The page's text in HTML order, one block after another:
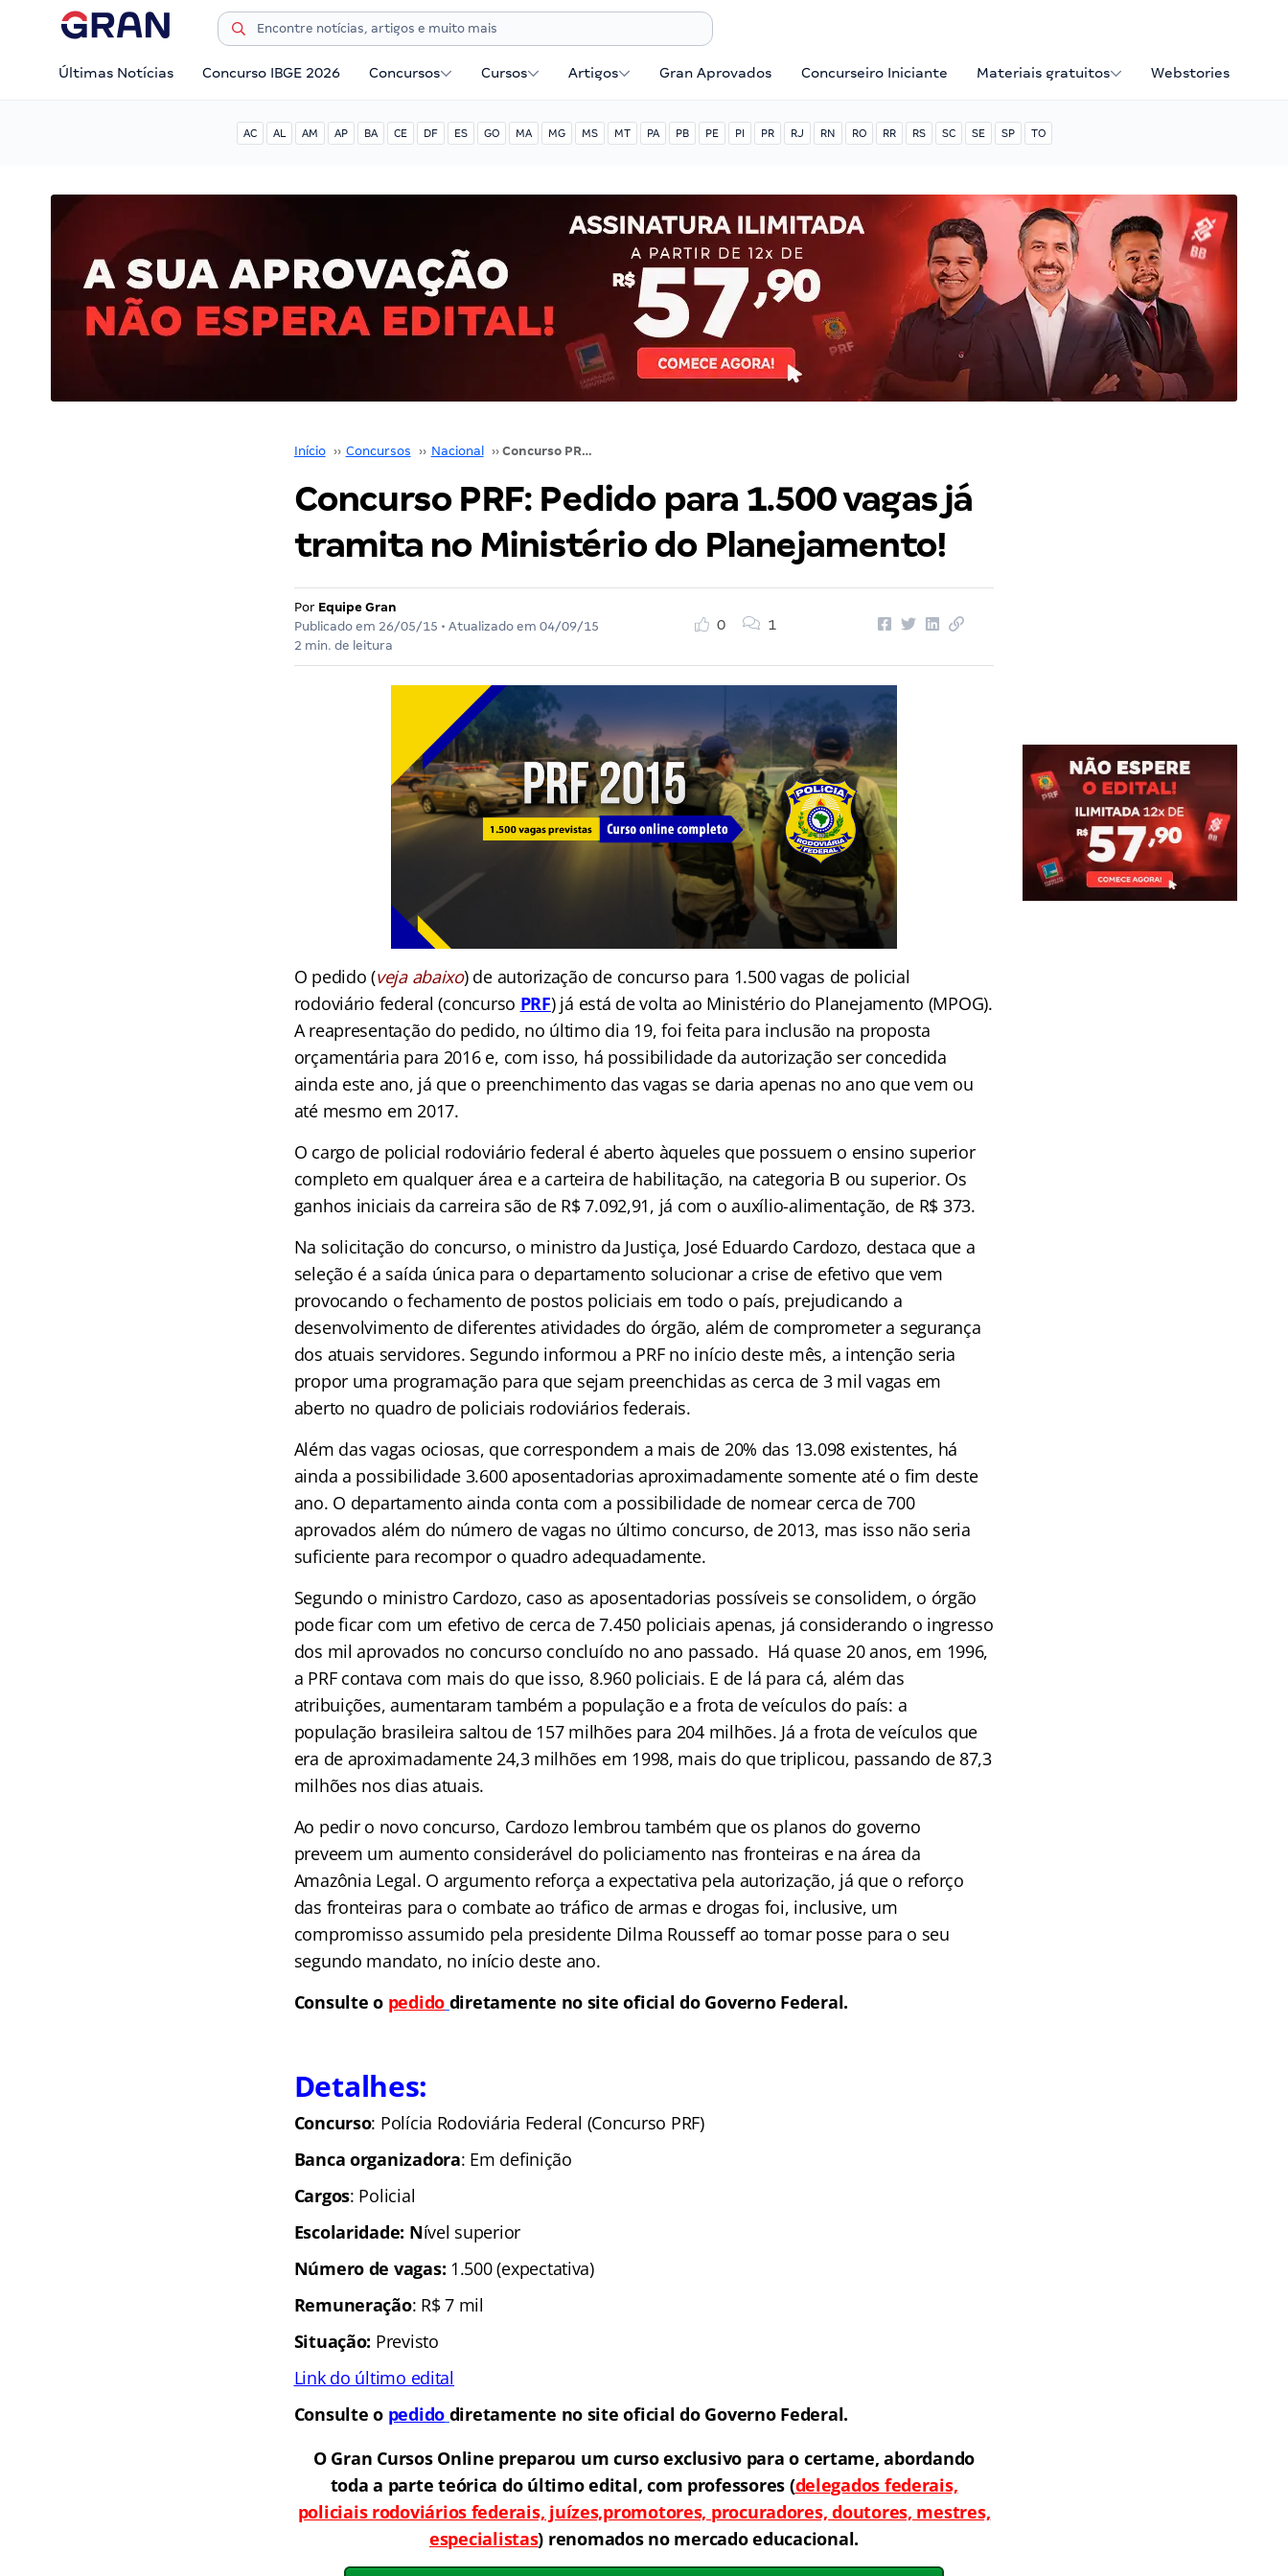
Últimas Notícias Concurso IBGE 2026 Concursos Cursos Artigos Gran Aprovados Concurseiro Iniciante Materiais gratuitos Webstories
AC AL AM AP BA CE DF ES GO MA MG MS MT PA PB PE PI PR RJ RN RO RR RS SC SE SP TO
Início ›› Concursos ›› Nacional ›› Concurso PRF: Pedido para 1.500 vagas já tramita no Ministério do Planejamento!
Concurso PRF: Pedido para 1.500 vagas já
tramita no Ministério do Planejamento!
Por Equipe Gran
Publicado em 26/05/15 • Atualizado em 04/09/15
2 min. de leitura
0 1
O pedido (veja abaixo) de autorização de concurso para 1.500 vagas de policial
rodoviário federal (concurso PRF) já está de volta ao Ministério do Planejamento (MPOG).
A reapresentação do pedido, no último dia 19, foi feita para inclusão na proposta
orçamentária para 2016 e, com isso, há possibilidade da autorização ser concedida
ainda este ano, já que o preenchimento das vagas se daria apenas no ano que vem ou
até mesmo em 2017.
O cargo de policial rodoviário federal é aberto àqueles que possuem o ensino superior
completo em qualquer área e a carteira de habilitação, na categoria B ou superior. Os
ganhos iniciais da carreira são de R$ 7.092,91, já com o auxílio-alimentação, de R$ 373.
Na solicitação do concurso, o ministro da Justiça, José Eduardo Cardozo, destaca que a
seleção é a saída única para o departamento solucionar a crise de efetivo que vem
provocando o fechamento de postos policiais em todo o país, prejudicando a
desenvolvimento de diferentes atividades do órgão, além de comprometer a segurança
dos atuais servidores. Segundo informou a PRF no início deste mês, a intenção seria
propor uma programação para que sejam preenchidas as cerca de 3 mil vagas em
aberto no quadro de policiais rodoviários federais.
Além das vagas ociosas, que correspondem a mais de 20% das 13.098 existentes, há
ainda a possibilidade 3.600 aposentadorias aproximadamente somente até o fim deste
ano. O departamento ainda conta com a possibilidade de nomear cerca de 700
aprovados além do número de vagas no último concurso, de 2013, mas isso não seria
suficiente para recompor o quadro adequadamente.
Segundo o ministro Cardozo, caso as aposentadorias possíveis se consolidem, o órgão
pode ficar com um efetivo de cerca de 7.450 policiais apenas, já considerando o ingresso
dos mil aprovados no concurso concluído no ano passado. Há quase 20 anos, em 1996,
a PRF contava com mais do que isso, 8.960 policiais. E de lá para cá, além das
atribuições, aumentaram também a população e a frota de veículos do país: a
população brasileira saltou de 157 milhões para 204 milhões. Já a frota de veículos que
era de aproximadamente 24,3 milhões em 1998, mais do que triplicou, passando de 87,3
milhões nos dias atuais.
Ao pedir o novo concurso, Cardozo lembrou também que os planos do governo
preveem um aumento considerável do policiamento nas fronteiras e na área da
Amazônia Legal. O argumento reforça a expectativa pela autorização, já que o reforço
das fronteiras para o combate ao tráfico de armas e drogas foi, inclusive, um
compromisso assumido pela presidente Dilma Rousseff ao tomar posse para o seu
segundo mandato, no início deste ano.
Consulte o pedido diretamente no site oficial do Governo Federal.
Detalhes:
Concurso: Polícia Rodoviária Federal (Concurso PRF)
Banca organizadora: Em definição
Cargos: Policial
Escolaridade: Nível superior
Número de vagas: 1.500 (expectativa)
Remuneração: R$ 7 mil
Situação: Previsto
Link do último edital
Consulte o pedido diretamente no site oficial do Governo Federal.
O Gran Cursos Online preparou um curso exclusivo para o certame, abordando
toda a parte teórica do último edital, com professores (delegados federais,
policiais rodoviários federais, juízes,promotores, procuradores, doutores, mestres,
especialistas) renomados no mercado educacional.